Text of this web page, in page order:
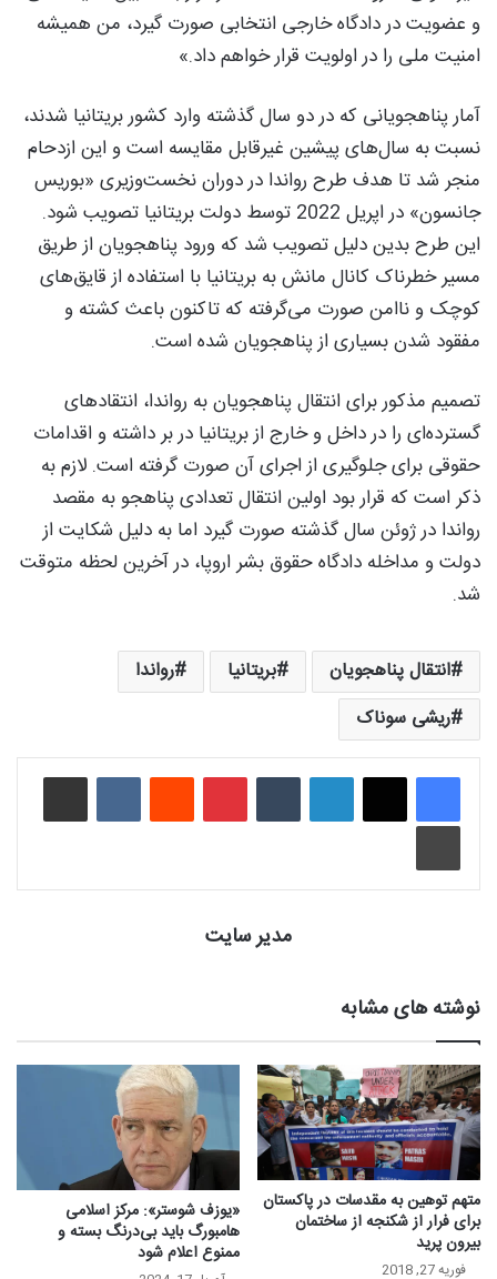
و عضویت در دادگاه خارجی انتخابی صورت گیرد، من همیشه
امنیت ملی را در اولویت قرار خواهم داد.»
آمار پناهجویانی که در دو سال گذشته وارد کشور بریتانیا شدند،
نسبت به سال‌های پیشین غیرقابل مقایسه است و این ازدحام
منجر شد تا هدف طرح رواندا در دوران نخست‌وزیری «بوریس
جانسون» در اپریل 2022 توسط دولت بریتانیا تصویب شود.
این طرح بدین دلیل تصویب شد که ورود پناهجویان از طریق
مسیر خطرناک کانال مانش به بریتانیا با استفاده از قایق‌های
کوچک و ناامن صورت می‌گرفته که تاکنون باعث کشته و
مفقود شدن بسیاری از پناهجویان شده است.
تصمیم مذکور برای انتقال پناهجویان به رواندا، انتقادهای
گسترده‌ای را در داخل و خارج از بریتانیا در بر داشته و اقدامات
حقوقی برای جلوگیری از اجرای آن صورت گرفته است. لازم به
ذکر است که قرار بود اولین انتقال تعدادی پناهجو به مقصد
رواندا در ژوئن سال گذشته صورت گیرد اما به دلیل شکایت از
دولت و مداخله دادگاه حقوق بشر اروپا، در آخرین لحظه متوقت
شد.
انتقال پناهجویان بریتانیا
رواندا
ریشی سوناک
لینکدین ‫تامبلر ‫پین‌ترست‫رددیت ‫VKontakteاشتراک گذاری از طریق ایمیل
چاپ
مدیر سایت
نوشته های مشابه
متهم توهین به مقدسات در پاکستان
برای فرار از شکنجه از ساختمان
بیرون پرید
فوریه 27, 2018
«یوزف شوستر»: مرکز اسلامی
هامبورگ باید بی‌درنگ بسته و
ممنوع اعلام شود